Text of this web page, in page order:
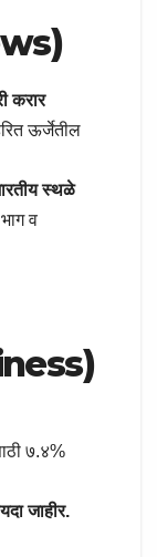
करार
ऊर्जेतील
स्थळे
व
७.४%
जाहीर.